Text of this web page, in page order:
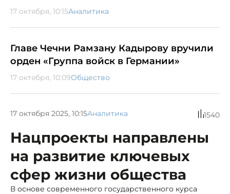
17 октября, 10:15Аналитика
Главе Чечни Рамзану Кадырову вручили
орден «Группа войск в Германии»
17 октября, 10:09Общество
17 октября 2025, 10:15Аналитика 1540
Нацпроекты направлены
на развитие ключевых
сфер жизни общества
В основе современного государственного курса